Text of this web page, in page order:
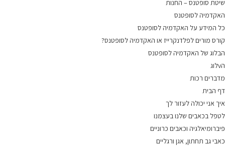
שיטת סופטנס – החנות
האקדמיה לסופטנס
כל המידע על האקדמיה לסופטנס
קורס מורים לפלדנקרייז או האקדמיה לסופטנס?
הבלוג של האקדמיה לסופטנס
הvלוג
מדברים רכות
דף הבית
איך אני יכולה לעזור לך
לטפל בכאבים שלנו בעצמנו
פיברומיאלגיה וכאבים כרוניים
כאבי גב תחתון, אגן ורגליים